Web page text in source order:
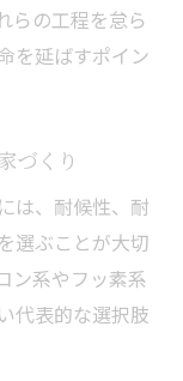
らの工程を怠ら
を延ばすポイン
づくり
は、耐候性、耐
選ぶことが大切
ン系やフッ素系
代表的な選択肢